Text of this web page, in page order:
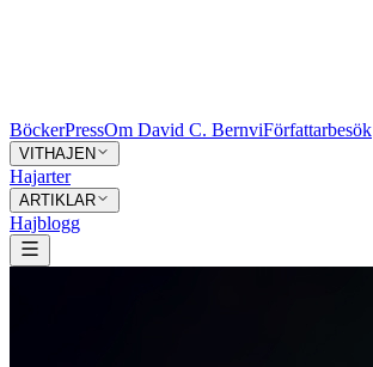
BöckerPressOm David C. BernviFörfattarbesök
VITHAJEN
Hajarter
ARTIKLAR
Hajblogg